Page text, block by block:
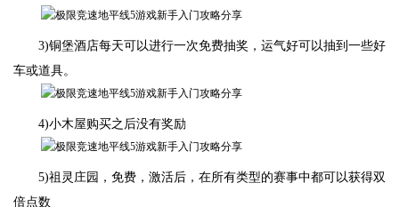
3)铜堡酒店每天可以进行一次免费抽奖，运气好可以抽到一些好
车或道具。
4)小木屋购买之后没有奖励
5)祖灵庄园，免费，激活后，在所有类型的赛事中都可以获得双
倍点数